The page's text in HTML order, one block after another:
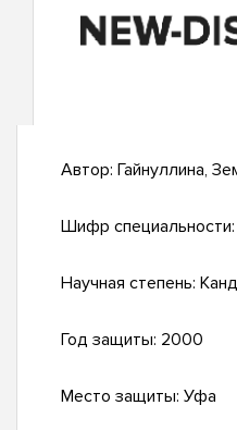
Автор: Гайнуллина,
Шифр специальности:
Научная степень:
Год защиты: 2000
Место защиты: Уфа